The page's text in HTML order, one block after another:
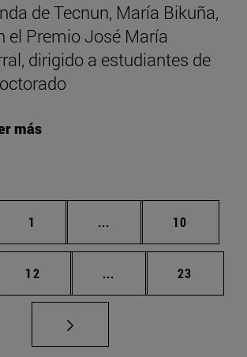
de Tecnun, María Bikuña,
el Premio José María
dirigido a estudiantes de
más
Página
1 ... Páginas intermedias
Página
10
Página
12 ... Páginas intermedias
Página
23